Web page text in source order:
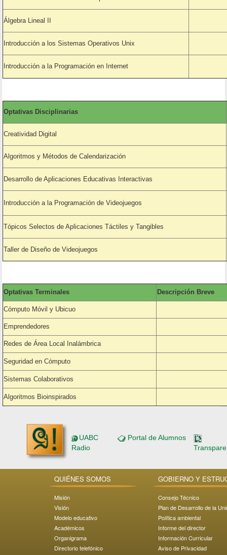
Álgebra Lineal II
Introducción a los Sistemas Operativos Unix
Introducción a la Programación en Internet
Optativas Disciplinarias
Creatividad Digital
Algoritmos y Métodos de Calendarización
Desarrollo de Aplicaciones Educativas Interactivas
Introducción a la Programación de Videojuegos
Tópicos Selectos de Aplicaciones Táctiles y Tangibles
Taller de Diseño de Videojuegos
Optativas Terminales Descripción Breve
Cómputo Móvil y Ubicuo
Emprendedores
Redes de Área Local Inalámbrica
Seguridad en Cómputo
Sistemas Colaborativos
Algoritmos Bioinspirados
UABC
Radio
Portal de Alumnos
QUIÉNES SOMOS
Misión
Visión
Modelo educativo
Académicos
Organigrama
Directorio telefónico
GOBIERNO Y
Consejo Técnico
Plan de Desarrollo de la
Política ambiental
Informe del director
Información Curricular
Aviso de Privacidad